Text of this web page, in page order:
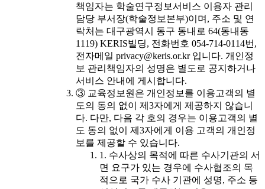
책임자는 학술연구정보서비스 이용자 관리
담당 부서장(학술정보본부)이며, 주소 및 연
락처는 대구광역시 동구 동내로 64(동내동
1119) KERIS빌딩, 전화번호 054-714-0114번,
전자메일 privacy@keris.or.kr 입니다. 개인정
보 관리책임자의 성명은 별도로 공지하거나
서비스 안내에 게시합니다.
③ 교육정보원은 개인정보를 이용고객의 별
도의 동의 없이 제3자에게 제공하지 않습니
다. 다만, 다음 각 호의 경우는 이용고객의 별
도 동의 없이 제3자에게 이용 고객의 개인정
보를 제공할 수 있습니다.
1. 수사상의 목적에 따른 수사기관의 서
면 요구가 있는 경우에 수사협조의 목
적으로 국가 수사 기관에 성명, 주소 등